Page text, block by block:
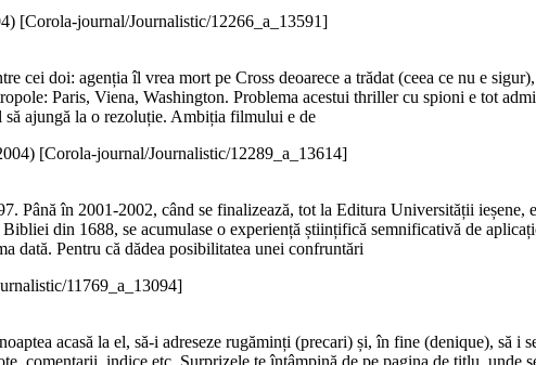
) [Corola-journal/Journalistic/12266_a_13591]
cei doi: agenția îl vrea mort pe Cross deoarece a trădat (ceea ce nu e
Paris, Viena, Washington. Problema acestui thriller cu spioni e tot
să ajungă la o rezoluție. Ambiția filmului e de
) [Corola-journal/Journalistic/12289_a_13614]
Până în 2001-2002, când se finalizează, tot la Editura Universității ieșene,
Bibliei din 1688, se acumulase o experiență științifică semnificativă de
dată. Pentru că dădea posibilitatea unei confruntări
11769_a_13094]
acasă la el, să-i adreseze rugăminți (precari) și, în fine (denique), să